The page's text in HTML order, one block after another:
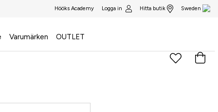
Hööks Academy Logga in Hitta butik Sweden
Varumärken OUTLET